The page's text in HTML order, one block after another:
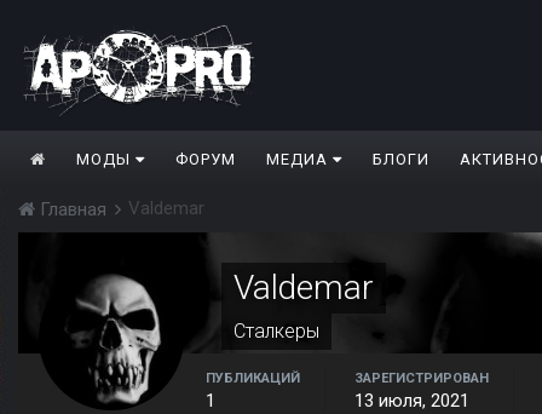
МОДЫ ФОРУМ МЕДИА БЛОГИ
Главная Valdemar
Valdemar
Сталкеры
ПУБЛИКАЦИЙ
1
ЗАРЕГИСТРИРОВАН
13 июля, 2021